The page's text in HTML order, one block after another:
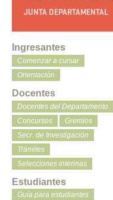
JUNTA DEPARTAMENTAL
Ingresantes
Comenzar a cursar
Orientación
Docentes
Docentes del Departamento
Concursos
Gremios
Secr. de Investigación
Trámites
Selecciones interinas
Estudiantes
Guía para estudiantes